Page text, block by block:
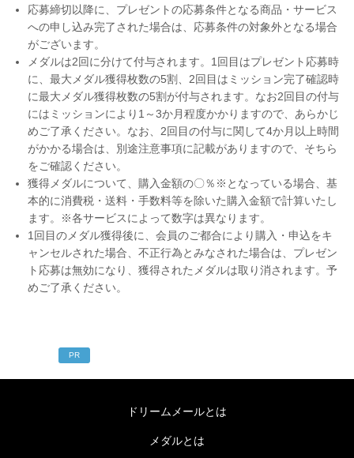
応募締切以降に、プレゼントの応募条件となる商品・サービス
への申し込み完了された場合は、応募条件の対象外となる場合
がございます。
メダルは2回に分けて付与されます。1回目はプレゼント応募時
に、最大メダル獲得枚数の5割、2回目はミッション完了確認時
に最大メダル獲得枚数の5割が付与されます。なお2回目の付与
にはミッションにより1～3か月程度かかりますので、あらかじ
めご了承ください。なお、2回目の付与に関して4か月以上時間
がかかる場合は、別途注意事項に記載がありますので、そちら
をご確認ください。
獲得メダルについて、購入金額の〇％※となっている場合、基
本的に消費税・送料・手数料等を除いた購入金額で計算いたし
ます。※各サービスによって数字は異なります。
1回目のメダル獲得後に、会員のご都合により購入・申込をキ
ャンセルされた場合、不正行為とみなされた場合は、プレゼン
ト応募は無効になり、獲得されたメダルは取り消されます。予
めご了承ください。
PR
ドリームメールとは
メダルとは